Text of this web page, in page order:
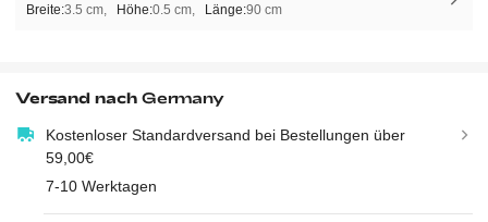
Breite:3.5 cm Höhe:0.5 cm Länge:90 cm
Versand nachGermany
Kostenloser Standardversand bei Bestellungen über
59,00€
7-10 Werktagen